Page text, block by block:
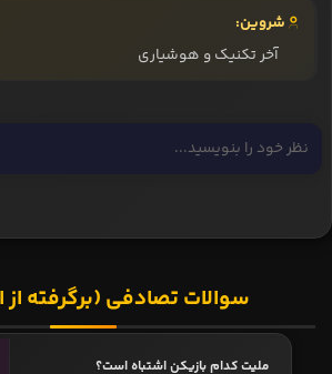
فدریکو کیه‌زا از شرایط خود در یوونتوس
فوتبال خود را در لیگ دیگری به جز سری آ